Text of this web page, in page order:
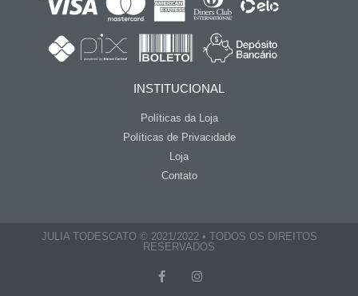
INSTITUCIONAL
Políticas da Loja
Políticas de Privacidade
Loja
Contato
JULIA TODESCATO © 2021/2022 • TODOS OS DIREITOS
RESERVADOS